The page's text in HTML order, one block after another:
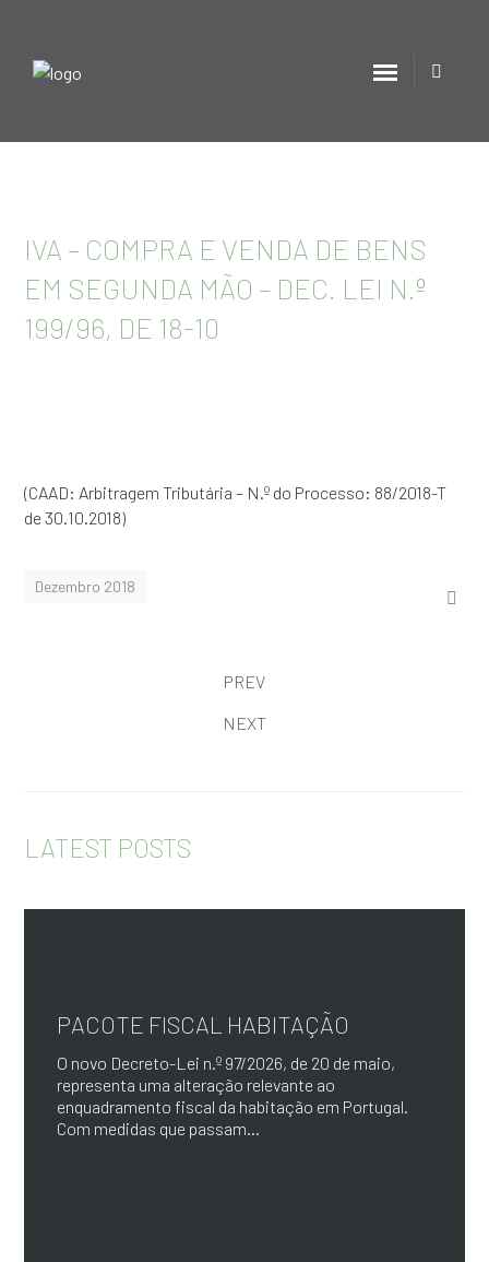
IVA – COMPRA E VENDA DE BENS
EM SEGUNDA MÃO – DEC. LEI N.º
199/96, DE 18-10
(CAAD: Arbitragem Tributária – N.º do Processo: 88/2018-T
de 30.10.2018)
Dezembro 2018
PREV
NEXT
LATEST POSTS
PACOTE FISCAL HABITAÇÃO
O novo Decreto-Lei n.º 97/2026, de 20 de maio,
representa uma alteração relevante ao
enquadramento fiscal da habitação em Portugal.
Com medidas que passam...